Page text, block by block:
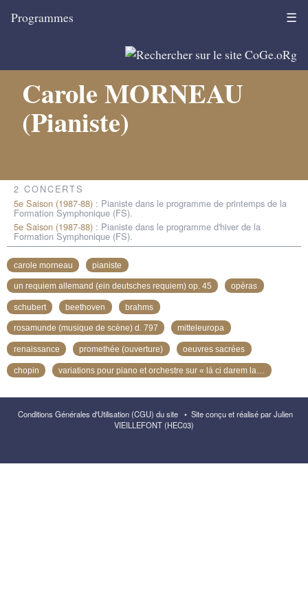
Programmes ☰
Carole MORNEAU
(Pianiste)
2 CONCERTS
5e Saison (1987-88) : Pianiste dans le programme de printemps de la
Formation Symphonique (FS).
5e Saison (1987-88) : Pianiste dans le programme d'hiver de la
Formation Symphonique (FS).
carole morneau pianiste
un requiem allemand (ein deutsches requiem) op. 45 opéras
schubert beethoven brahms
rosamunde (musique de scène) d. 797 mitteleuropa
renaissance promethée (ouverture) oeuvres sacrées
chopin
Conditions Générales d'Utilisation (CGU) du site • Site conçu et réalisé par Julien
VIEILLEFONT (HEC03)